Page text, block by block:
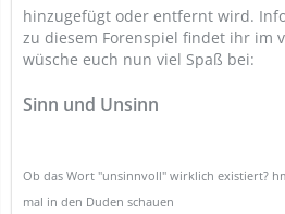
hinzugefügt oder entfernt wird.
zu diesem Forenspiel findet ihr im
wüsche euch nun viel Spaß bei:
Sinn und Unsinn
Ob das Wort "unsinnvoll" wirklich existiert?
mal in den Duden schauen